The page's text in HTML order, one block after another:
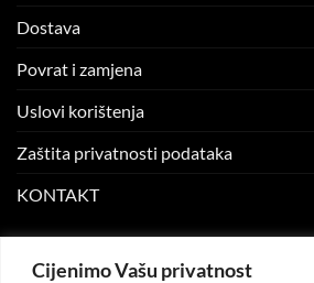
Cijenimo Vašu privatnost
Dostava
Povrat i zamjena
Uslovi korištenja
Zaštita privatnosti podataka
KONTAKT